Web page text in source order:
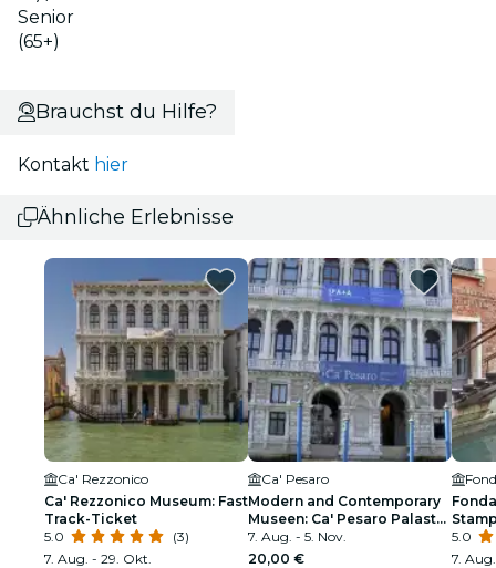
Senior
(65+)
Brauchst du Hilfe?
Kontakt hier
Ähnliche Erlebnisse
Ca' Rezzonico
Ca' Rezzonico Museum: Fast
Track-Ticket
5.0
(3)
7. Aug. - 29. Okt.
Ca' Pesaro
Modern and Contemporary
Museen: Ca' Pesaro Palast
und Fortuny Museum
Kombi-Ticket
7. Aug. - 5. Nov.
20,00 €
5.0
7.